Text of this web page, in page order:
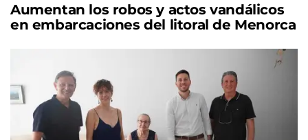
Aumentan los robos y actos vandálicos
en embarcaciones del litoral de Menorca